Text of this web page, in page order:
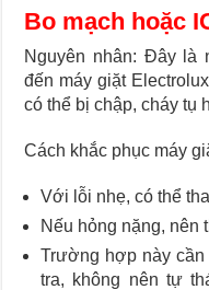
Bo mạch hoặc
Nguyên nhân: Đây là
đến máy giặt
có thể bị chập, cháy tụ
Cách khắc phục máy
Với lỗi nhẹ, có thể
Nếu hỏng nặng, nên
Trường hợp này cần
tra, không nên tự